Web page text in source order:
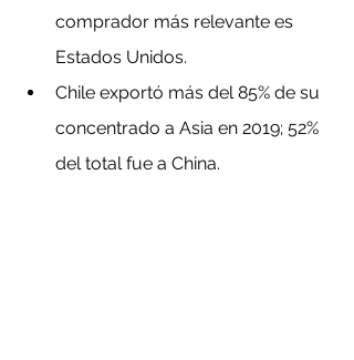
comprador más relevante es
Estados Unidos.
Chile exportó más del 85% de su
concentrado a Asia en 2019; 52%
del total fue a China.